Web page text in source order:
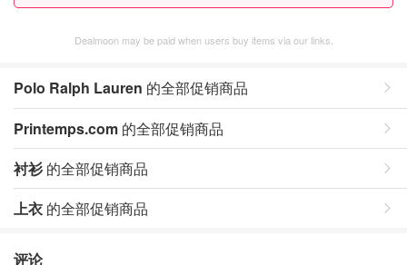
Dealmoon may be paid when users buy items via our links.
Polo Ralph Lauren 的全部促销商品
Printemps.com 的全部促销商品
衬衫的全部促销商品
上衣 的全部促销商品
评论